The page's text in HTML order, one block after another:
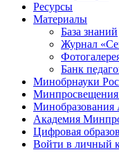
Ресурсы
Материалы
База знаний
Журнал
Банк
Минобрнауки
Минпросвещения
Академия
Цифровая
Войти в личный